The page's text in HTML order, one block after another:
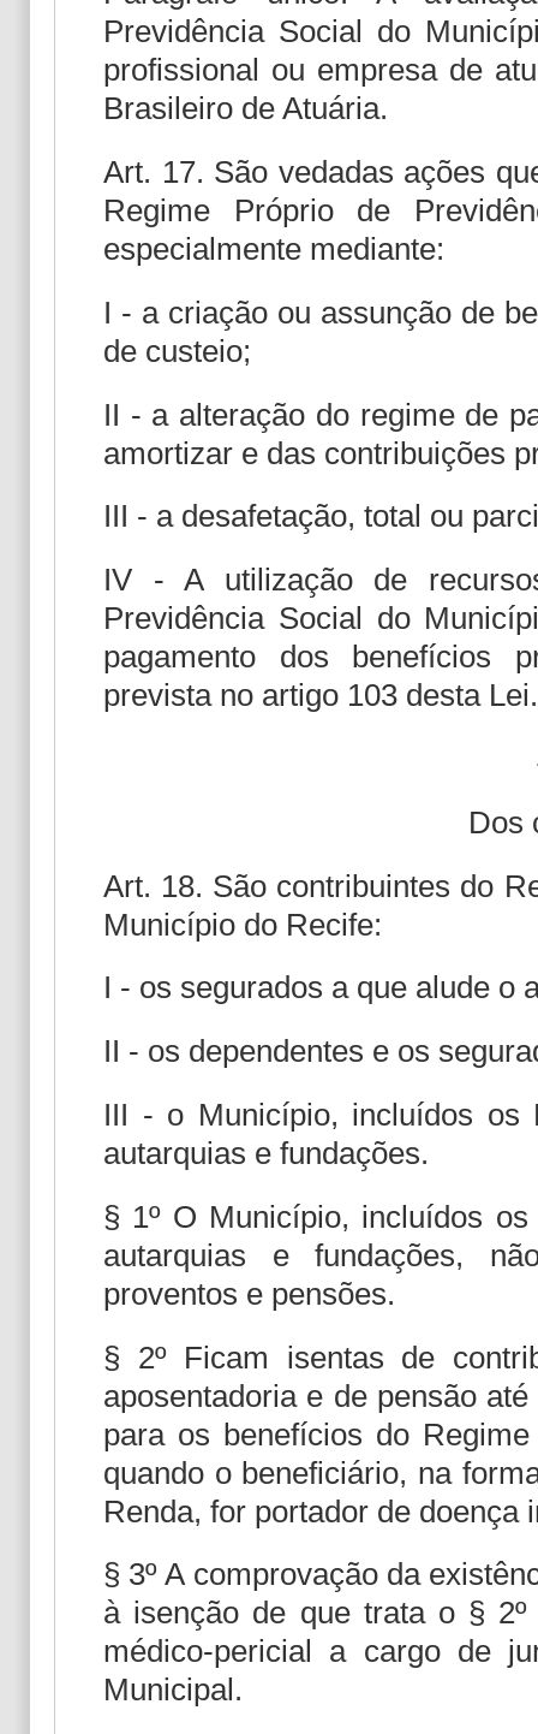
Previdência Social do
profissional ou empresa de
Brasileiro de Atuária.
Art. 17. São vedadas ações
Regime Próprio de
especialmente mediante:
I - a criação ou assunção de
de custeio;
II - a alteração do regime de
amortizar e das contribuições
III - a desafetação, total ou
IV - A utilização de
Previdência Social do
pagamento dos benefícios
prevista no artigo 103 desta Lei.
Dos
Art. 18. São contribuintes do
Município do Recife:
I - os segurados a que alude o
II - os dependentes e os
III - o Município, incluídos os
autarquias e fundações.
§ 1º O Município, incluídos
autarquias e fundações,
proventos e pensões.
§ 2º Ficam isentas de
aposentadoria e de pensão
para os benefícios do
quando o beneficiário, na
Renda, for portador de doença
§ 3º A comprovação da
à isenção de que trata o §
médico-pericial a cargo de
Municipal.